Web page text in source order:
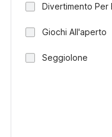
Divertimento Per
Giochi All'aperto
Seggiolone